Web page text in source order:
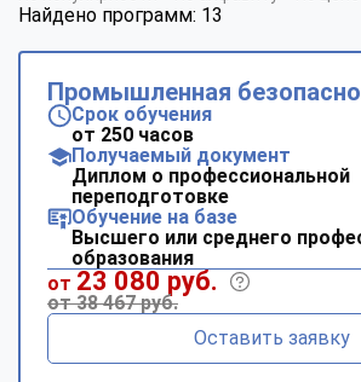
Найдено программ: 13
Промышленная
Срок обучения
от 250 часов
Получаемый документ
Диплом о профессиональной
переподготовке
Обучение на базе
Высшего или среднего
образования
от 23 080 руб.
от 38 467 руб.
Оставить заявку